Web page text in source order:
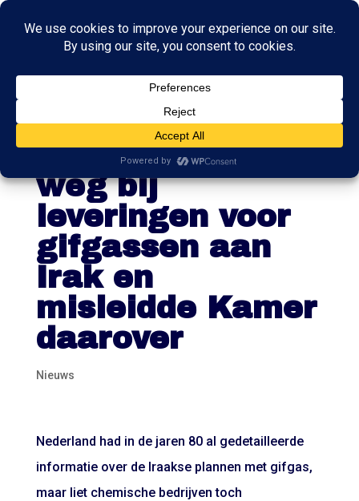
Onderzoek:
regering keek
weg bij
leveringen voor
gifgassen aan
Irak en
misleidde Kamer
daarover
Nieuws
Nederland had in de jaren 80 al gedetailleerde
informatie over de Iraakse plannen met gifgas,
maar liet chemische bedrijven toch